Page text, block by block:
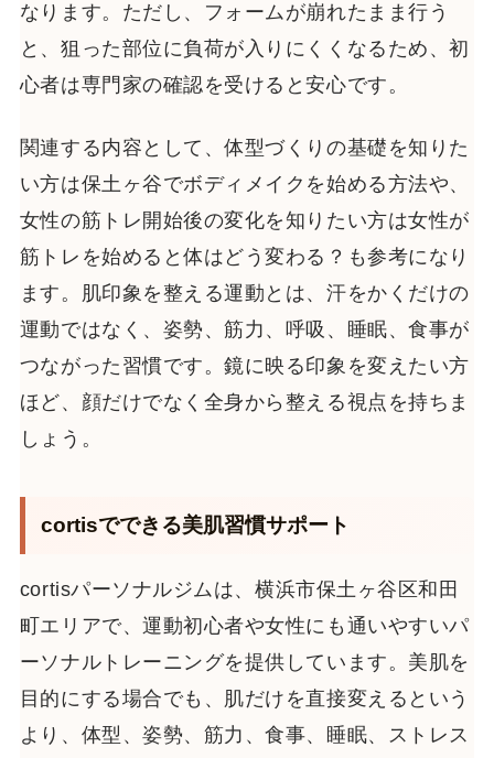
なります。ただし、フォームが崩れたまま行う
と、狙った部位に負荷が入りにくくなるため、初
心者は専門家の確認を受けると安心です。
関連する内容として、体型づくりの基礎を知りた
い方は保土ヶ谷でボディメイクを始める方法や、
女性の筋トレ開始後の変化を知りたい方は女性が
筋トレを始めると体はどう変わる？も参考になり
ます。肌印象を整える運動とは、汗をかくだけの
運動ではなく、姿勢、筋力、呼吸、睡眠、食事が
つながった習慣です。鏡に映る印象を変えたい方
ほど、顔だけでなく全身から整える視点を持ちま
しょう。
cortisでできる美肌習慣サポート
cortisパーソナルジムは、横浜市保土ヶ谷区和田
町エリアで、運動初心者や女性にも通いやすいパ
ーソナルトレーニングを提供しています。美肌を
目的にする場合でも、肌だけを直接変えるという
より、体型、姿勢、筋力、食事、睡眠、ストレス